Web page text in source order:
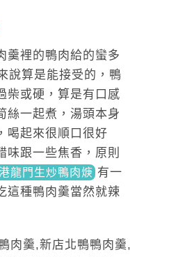
羹裡的鴨肉給的蠻多
說算是能接受的，鴨
柴或硬，算是有口感
絲一起煮，湯頭本身
喝起來很順口很好
味跟一些焦香，原則
龍門生炒鴨肉焿 有一
這種鴨肉羹當然就辣